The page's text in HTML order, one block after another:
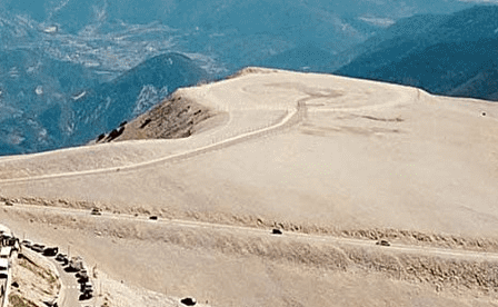
Exporter les lignes sélectionnées
Exporter toutes les colonnes
Exporter uniquement les colonnes affichées
Menu
<
>
Accueil
Notre Accueil
Ajoutez un logo, un bouton, des réseaux sociaux